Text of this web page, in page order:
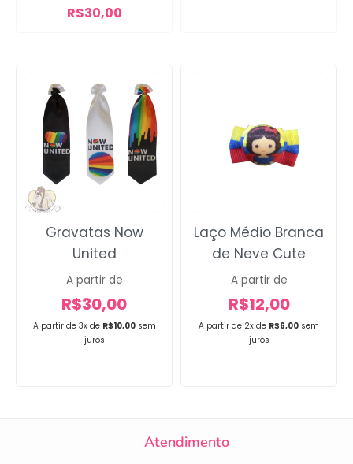
R$30,00
A partir de 3x de R$10,00 sem
juros
Gravatas Now
United
A partir de
R$30,00
A partir de 2x de R$6,00 sem
juros
Laço Médio Branca
de Neve Cute
A partir de
R$12,00
Atendimento